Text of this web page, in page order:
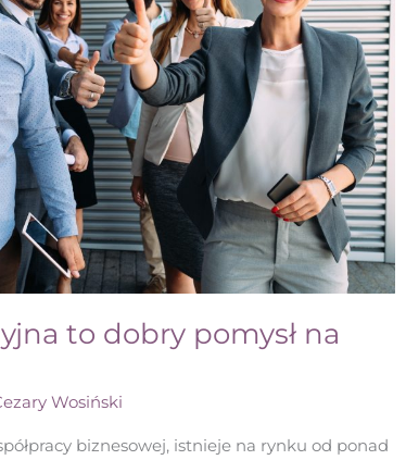
to dobry pomysł na
Wosiński
biznesowej, istnieje na rynku od ponad